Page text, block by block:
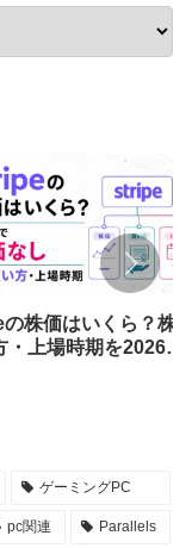
株価はいくら？株
・上場時期を2026年
ゲーミングPC
pc関連 Parallels